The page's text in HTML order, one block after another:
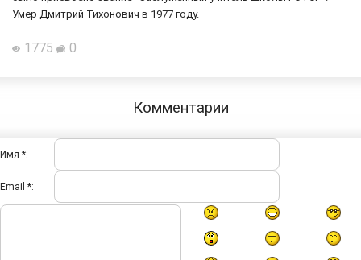
Умер Дмитрий Тихонович в 1977 году.
1775 0
Комментарии
Имя *:
Email *: